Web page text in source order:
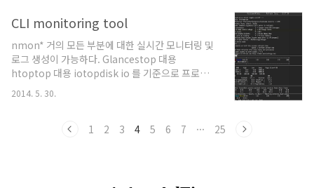
2014-0531, CVE-2014-0532, CVE-2014-0533)
보안기능을 우회할 수 있는 취약점(CVE-2014-
0534, CVE-2014-0535)임의코드 실행으로 이어
질 수 있는 메모리 손상 취약점(CVE-2014-0536)
해당 시스템영향 받는 제품 및 버전Adobe Flash
Player(윈도우즈 및 맥) 13.0.0.214 및 이전 버전
CLI monitoring tool
nmon* 거의 모든 부분에 대한 실시간 모니터링 및
로그 생성이 가능하다. Glancestop 대용
htoptop 대용 iotopdisk io 를 기준으로 프로세
용량을 보여준다. iptraf장치/ IP / PORT별로 네트
로 네트워크 트래픽 확인이 가능하다. dstat실시간
2014. 5. 30.
1 2 3 4 5 6 7 ··· 25